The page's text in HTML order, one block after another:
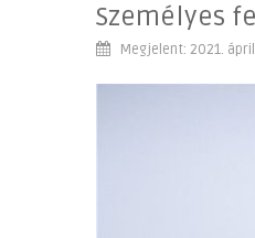
Személyes
Megjelent: 2021.